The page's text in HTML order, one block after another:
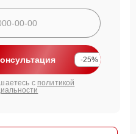
-25%
с политикой